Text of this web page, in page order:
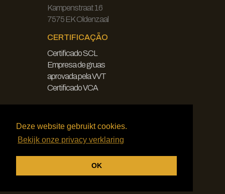
Deze website gebruikt cookies.
Bekijk onze privacy verklaring
OK
Kampenstraat 16
7575 EK Oldenzaal
CERTIFICAÇÃO
Certificado SCL
Empresa de gruas
aprovada pela VVT
Certificado VCA
Declaração de exoneração de
Política de privacidade
Termos e condições gerais